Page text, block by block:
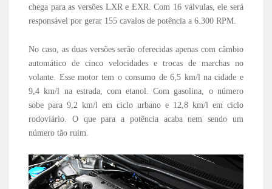
chega para as versões LXR e EXR. Com 16 válvulas, ele será
responsável por gerar 155 cavalos de potência a 6.300 RPM.
No caso, as duas versões serão oferecidas apenas com câmbio
automático de cinco velocidades e trocas de marchas no
volante. Esse motor tem o consumo de 6,5 km/l na cidade e
9,4 km/l na estrada, com etanol. Com gasolina, o número
sobe para 9,2 km/l em ciclo urbano e 12,8 km/l em ciclo
rodoviário. O que para a potência acaba nem sendo um
número tão ruim.